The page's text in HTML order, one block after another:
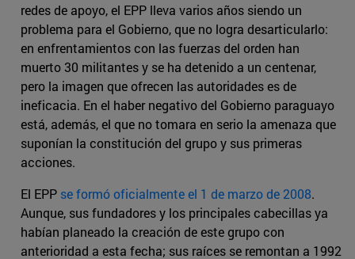
redes de apoyo, el EPP lleva varios años siendo un
problema para el Gobierno, que no logra desarticularlo:
en enfrentamientos con las fuerzas del orden han
muerto 30 militantes y se ha detenido a un centenar,
pero la imagen que ofrecen las autoridades es de
ineficacia. En el haber negativo del Gobierno paraguayo
está, además, el que no tomara en serio la amenaza que
suponían la constitución del grupo y sus primeras
acciones.
El EPP se formó oficialmente el 1 de marzo de 2008.
Aunque, sus fundadores y los principales cabecillas ya
habían planeado la creación de este grupo con
anterioridad a esta fecha; sus raíces se remontan a 1992